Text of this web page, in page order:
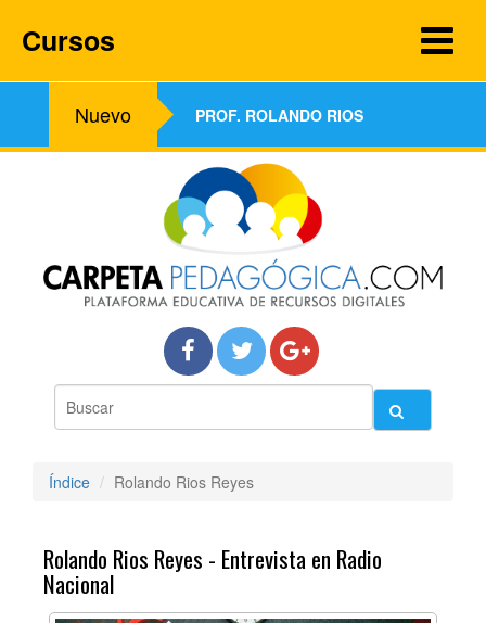
Nuevo PROF. ROLANDO RIOS
Cursos
Índice Rolando Rios Reyes
Rolando Rios Reyes - Entrevista en Radio
Nacional